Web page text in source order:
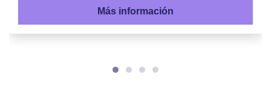
Más información